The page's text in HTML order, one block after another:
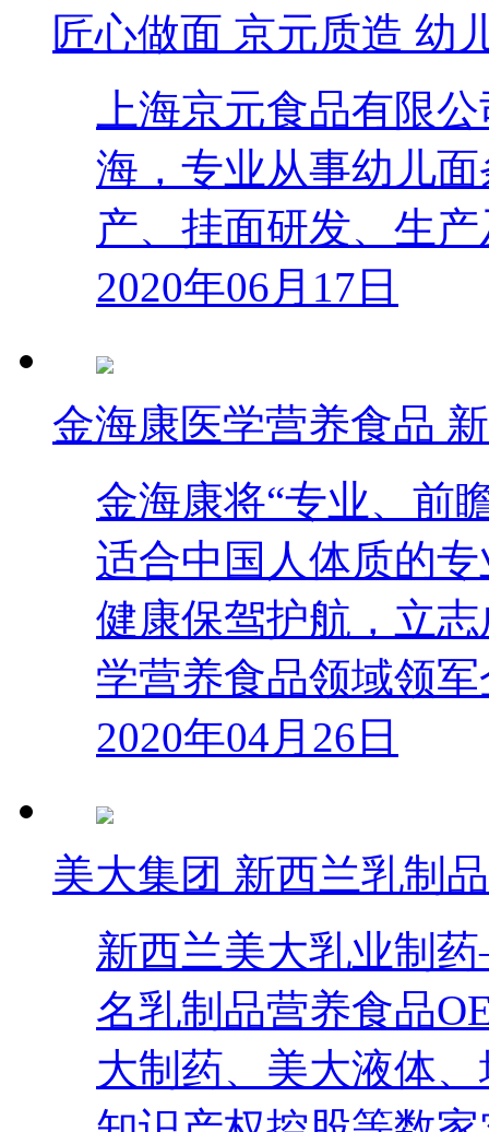
匠心做面 京元质造 幼
上海京元食品有限
海，专业从事幼儿
产、挂面研发、生
2020年06月17日
金海康医学营养食品
金海康将“专业、前
适合中国人体质的
健康保驾护航，立
学营养食品领域领
2020年04月26日
美大集团 新西兰乳制
新西兰美大乳业制
名乳制品营养食品
大制药、美大液体